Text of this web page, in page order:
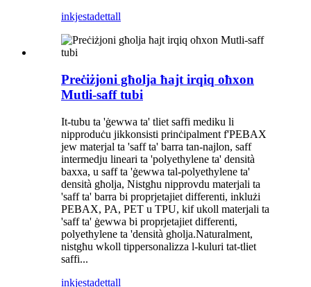
inkjestadettall
Preċiżjoni għolja ħajt irqiq oħxon
Mutli-saff tubi
It-tubu ta 'ġewwa ta' tliet saffi mediku li
nipproduċu jikkonsisti prinċipalment f'PEBAX
jew materjal ta 'saff ta' barra tan-najlon, saff
intermedju lineari ta 'polyethylene ta' densità
baxxa, u saff ta 'ġewwa tal-polyethylene ta'
densità għolja, Nistgħu nipprovdu materjali ta
'saff ta' barra bi proprjetajiet differenti, inklużi
PEBAX, PA, PET u TPU, kif ukoll materjali ta
'saff ta' ġewwa bi proprjetajiet differenti,
polyethylene ta 'densità għolja.Naturalment,
nistgħu wkoll tippersonalizza l-kuluri tat-tliet
saffi...
inkjestadettall